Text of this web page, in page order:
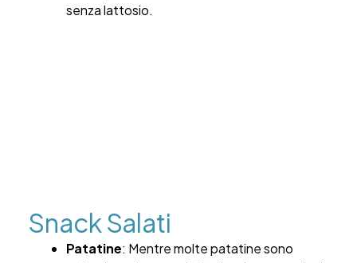
senza lattosio.
Snack Salati
Patatine: Mentre molte patatine sono